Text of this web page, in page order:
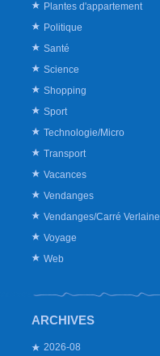
Plantes d'appartement
Politique
Santé
Science
Shopping
Sport
Technologie/Micro
Transport
Vacances
Vendanges
Vendanges/Carré Verlaine
Voyage
Web
ARCHIVES
2026-08